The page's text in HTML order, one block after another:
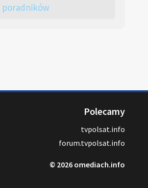
poradników
Polecamy
tvpolsat.info
forum.tvpolsat.info
© 2026 omediach.info